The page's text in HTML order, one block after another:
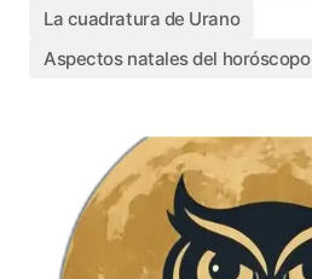
La cuadratura de Urano
Aspectos natales del horóscopo